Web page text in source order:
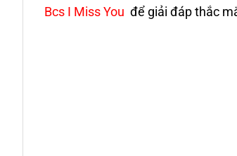
Bcs I Miss You để giải đáp thắc